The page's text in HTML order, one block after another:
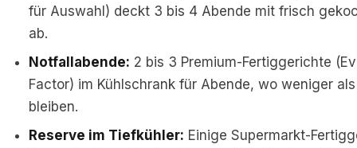
für Auswahl) deckt 3 bis 4 Abende mit frisch
ab.
Notfallabende: 2 bis 3 Premium-Fertiggerichte
Factor) im Kühlschrank für Abende, wo weniger
bleiben.
Reserve im Tiefkühler: Einige Supermarkt-